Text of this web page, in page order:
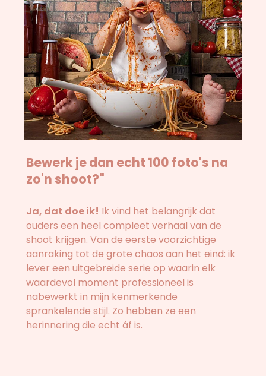
Bewerk je dan echt 100 foto's na
zo'n shoot?"
Ja, dat doe ik! Ik vind het belangrijk dat
ouders een heel compleet verhaal van de
shoot krijgen. Van de eerste voorzichtige
aanraking tot de grote chaos aan het eind: ik
lever een uitgebreide serie op waarin elk
waardevol moment professioneel is
nabewerkt in mijn kenmerkende
sprankelende stijl. Zo hebben ze een
herinnering die echt áf is.